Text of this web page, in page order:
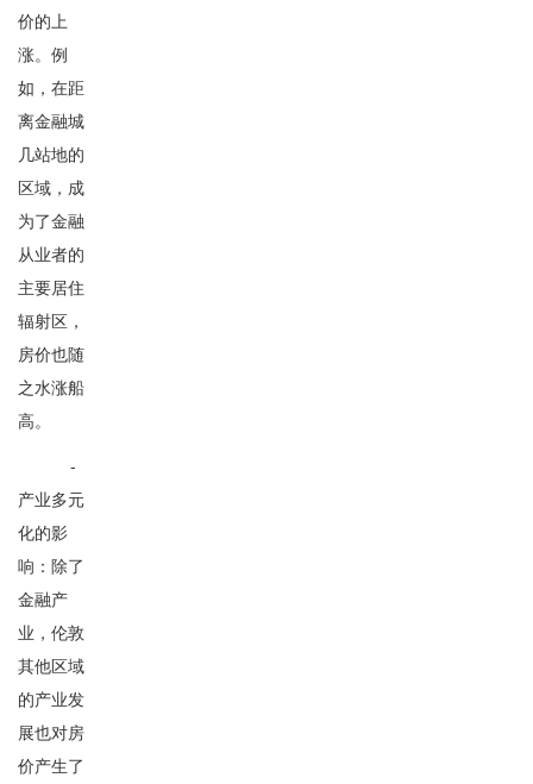
价的上
涨。例
如，在距
离金融城
几站地的
区域，成
为了金融
从业者的
主要居住
辐射区，
房价也随
之水涨船
高。
-
产业多元
化的影
响：除了
金融产
业，伦敦
其他区域
的产业发
展也对房
价产生了